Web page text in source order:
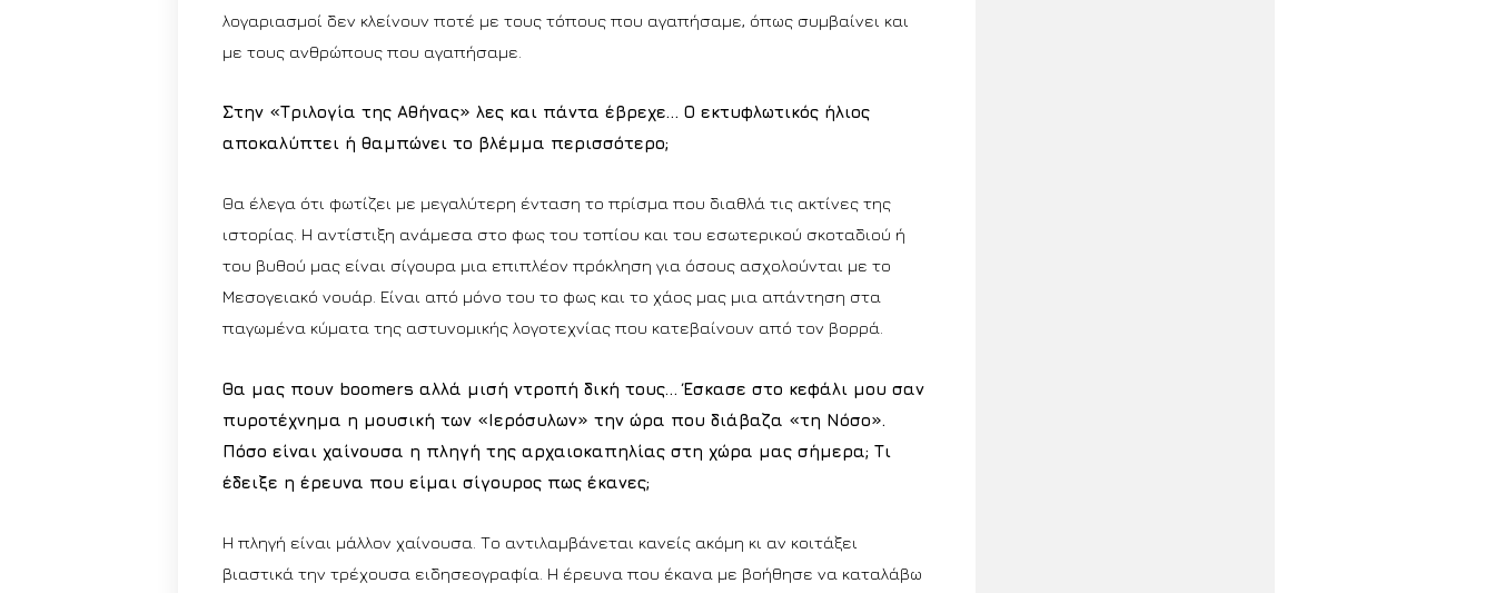
λογαριασμοί δεν κλείνουν ποτέ με τους τόπους που αγαπήσαμε, όπως συμβαίνει και
με τους ανθρώπους που αγαπήσαμε.
Στην «Τριλογία της Αθήνας» λες και πάντα έβρεχε… Ο εκτυφλωτικός ήλιος
αποκαλύπτει ή θαμπώνει το βλέμμα περισσότερο;
Θα έλεγα ότι φωτίζει με μεγαλύτερη ένταση το πρίσμα που διαθλά τις ακτίνες της
ιστορίας. Η αντίστιξη ανάμεσα στο φως του τοπίου και του εσωτερικού σκοταδιού ή
του βυθού μας είναι σίγουρα μια επιπλέον πρόκληση για όσους ασχολούνται με το
Μεσογειακό νουάρ. Είναι από μόνο του το φως και το χάος μας μια απάντηση στα
παγωμένα κύματα της αστυνομικής λογοτεχνίας που κατεβαίνουν από τον βορρά.
Θα μας πουν boomers αλλά μισή ντροπή δική τους… Έσκασε στο κεφάλι μου σαν
πυροτέχνημα η μουσική των «Ιερόσυλων» την ώρα που διάβαζα «τη Νόσο».
Πόσο είναι χαίνουσα η πληγή της αρχαιοκαπηλίας στη χώρα μας σήμερα; Τι
έδειξε η έρευνα που είμαι σίγουρος πως έκανες;
Η πληγή είναι μάλλον χαίνουσα. Το αντιλαμβάνεται κανείς ακόμη κι αν κοιτάξει
βιαστικά την τρέχουσα ειδησεογραφία. Η έρευνα που έκανα με βοήθησε να καταλάβω